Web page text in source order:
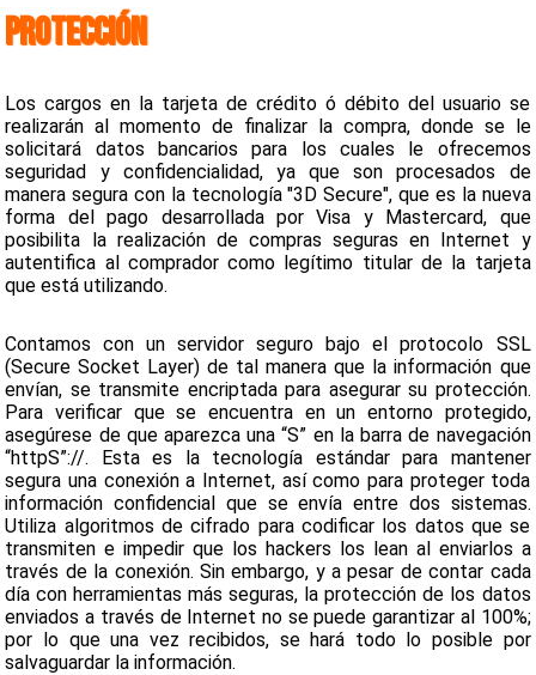
PROTECCIÓN
Los cargos en la tarjeta de crédito ó débito del usuario se
realizarán al momento de finalizar la compra, donde se le
solicitará datos bancarios para los cuales le ofrecemos
seguridad y confidencialidad, ya que son procesados de
manera segura con la tecnología "3D Secure", que es la nueva
forma del pago desarrollada por Visa y Mastercard, que
posibilita la realización de compras seguras en Internet y
autentifica al comprador como legítimo titular de la tarjeta
que está utilizando.
Contamos con un servidor seguro bajo el protocolo SSL
(Secure Socket Layer) de tal manera que la información que
envían, se transmite encriptada para asegurar su protección.
Para verificar que se encuentra en un entorno protegido,
asegúrese de que aparezca una “S” en la barra de navegación
“httpS”://. Esta es la tecnología estándar para mantener
segura una conexión a Internet, así como para proteger toda
información confidencial que se envía entre dos sistemas.
Utiliza algoritmos de cifrado para codificar los datos que se
transmiten e impedir que los hackers los lean al enviarlos a
través de la conexión. Sin embargo, y a pesar de contar cada
día con herramientas más seguras, la protección de los datos
enviados a través de Internet no se puede garantizar al 100%;
por lo que una vez recibidos, se hará todo lo posible por
salvaguardar la información.